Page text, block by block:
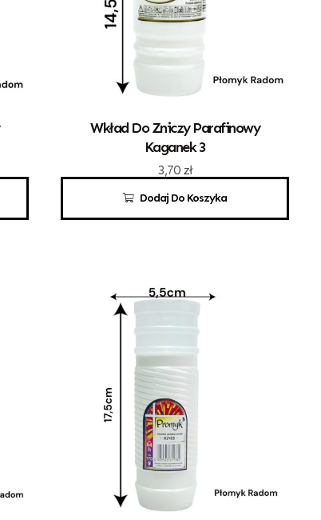
Dodaj Do Koszyka
Wkład Do Zniczy Parafinowy
Kaganek 3
3,70 zł